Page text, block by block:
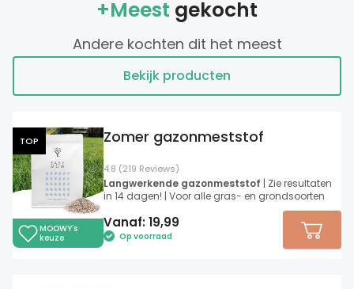
+Meest gekocht
Andere kochten dit het meest
Bekijk producten
TOP
MOOWY's
keuze
4.8 (219 Reviews)
Zomer gazonmeststof
Langwerkende gazonmeststof | Zie resultaten
in 14 dagen! | Voor alle gras- en grondsoorten
Vanaf: 19,99
Op voorraad